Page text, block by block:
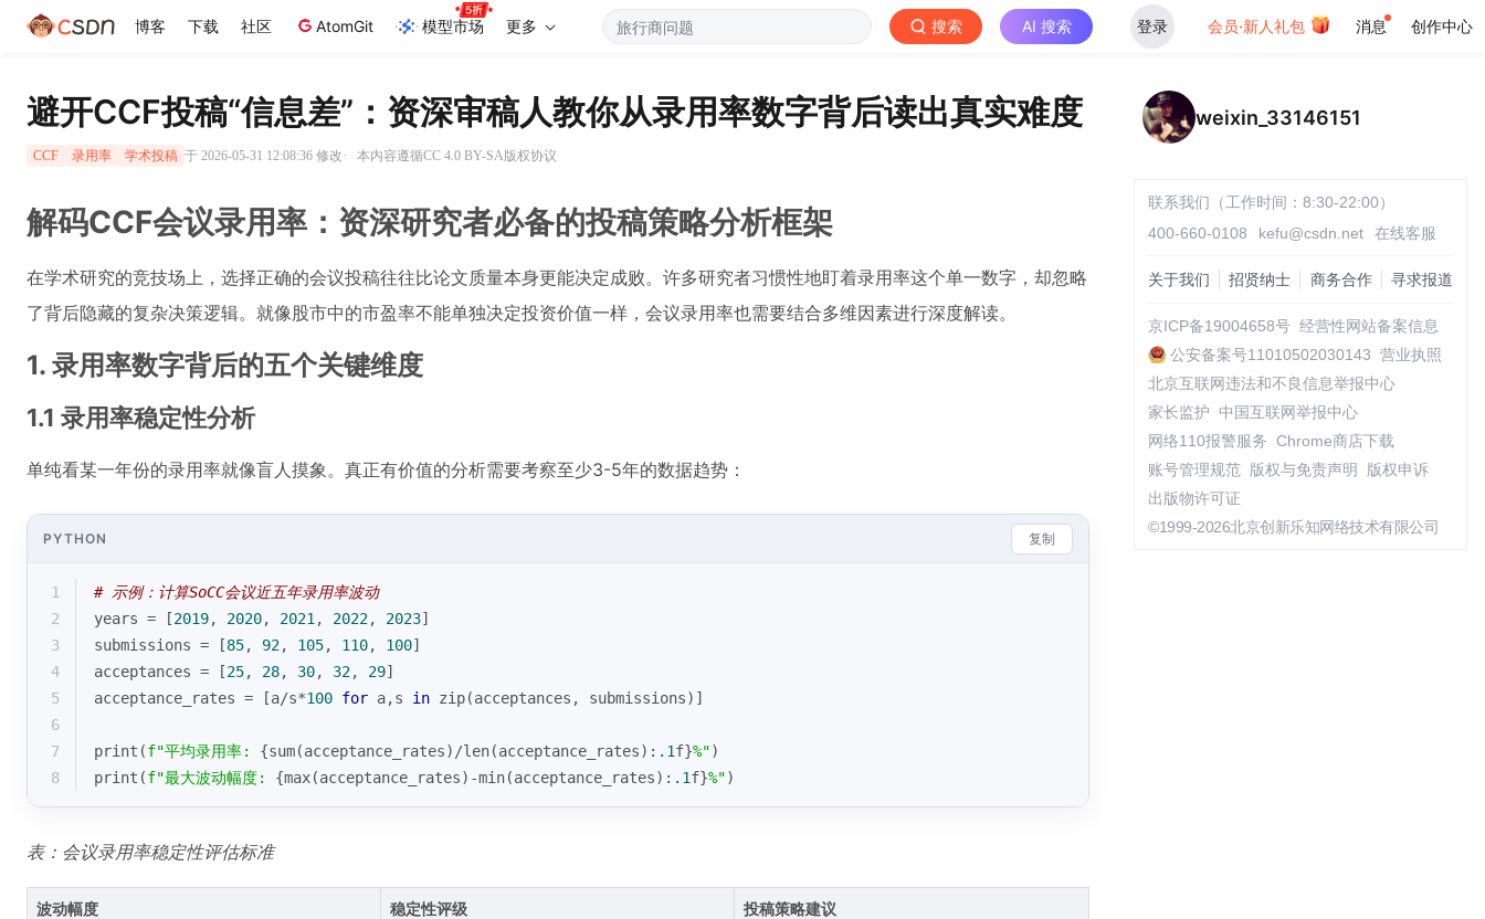
博客 下载 社区 AtomGit 模型市场 更多 搜索 AI 搜索 登录 会员·新人礼包 消息 创作中心
避开CCF投稿“信息差”：资深审稿人教你从录用率数字背后读出真实难度
CCF 录用率 学术投稿 于 2026-05-31 12:08:36 修改· 本内容遵循CC 4.0 BY-SA版权协议
解码CCF会议录用率：资深研究者必备的投稿策略分析框架
在学术研究的竞技场上，选择正确的会议投稿往往比论文质量本身更能决定成败。许多研究者习惯性地盯着录用率这个单一数字，却忽略
了背后隐藏的复杂决策逻辑。就像股市中的市盈率不能单独决定投资价值一样，会议录用率也需要结合多维因素进行深度解读。
1. 录用率数字背后的五个关键维度
1.1 录用率稳定性分析
单纯看某一年份的录用率就像盲人摸象。真正有价值的分析需要考察至少3-5年的数据趋势：
PYTHON 复制
1
# 示例：计算SoCC会议近五年录用率波动
2
years = [2019, 2020, 2021 , 2022, 2023]
3
submissions = [85, 92, 105, 110, 100]
4
acceptances = [25, 28, 30, 32, 29]
5
acceptance_rates = [a/s*100 for a,s in zip(acceptances, submissions)]
6
7
print (f"平均录用率: {sum(acceptance_rates)/len(acceptance_rates): .1f}%")
8
print (f"最大波动幅度: {max(acceptance_rates)-min(acceptance_rates): .1f}%")
表：会议录用率稳定性评估标准
波动幅度 稳定性评级 投稿策略建议
weixin_33146151
联系我们（工作时间：8:30-22:00）
400-660-0108
kefu@csdn.net 在线客服
关于我们 招贤纳士 商务合作 寻求报道
京ICP备19004658号 经营性网站备案信息
公安备案号11010502030143 营业执照
北京互联网违法和不良信息举报中心
家长监护
中国互联网举报中心
网络110报警服务 Chrome商店下载
账号管理规范
版权与免责声明
版权申诉
出版物许可证
©1999-2026北京创新乐知网络技术有限公司